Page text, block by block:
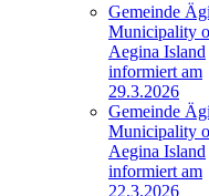
Gemeinde
Municipality
Aegina Island
informiert am
29.3.2026
Gemeinde
Municipality
Aegina Island
informiert am
22.3.2026